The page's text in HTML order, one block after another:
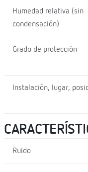
Humedad relativa (sin
condensación)
Grado de protección
Instalación, lugar,
Ruido